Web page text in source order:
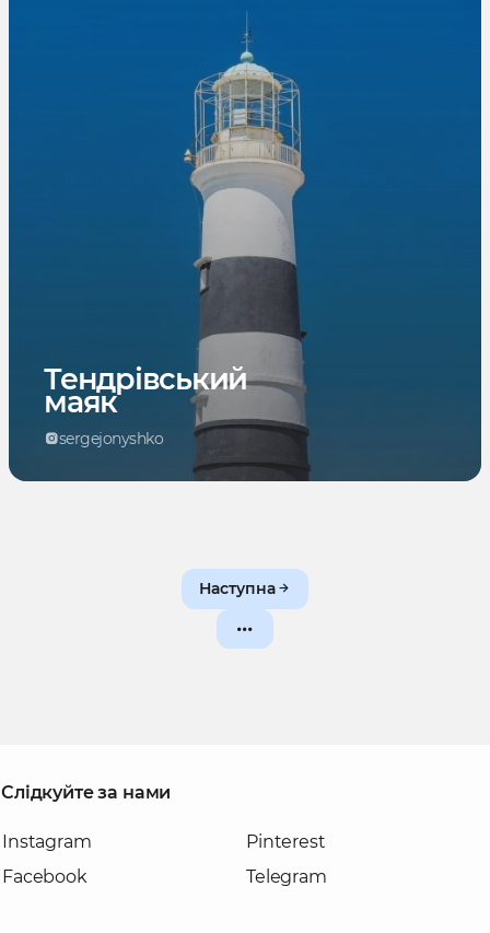
Тендрівський
маяк
sergejonyshko
Наступна
Слідкуйте за нами
Instagram
Facebook
Pinterest
Telegram